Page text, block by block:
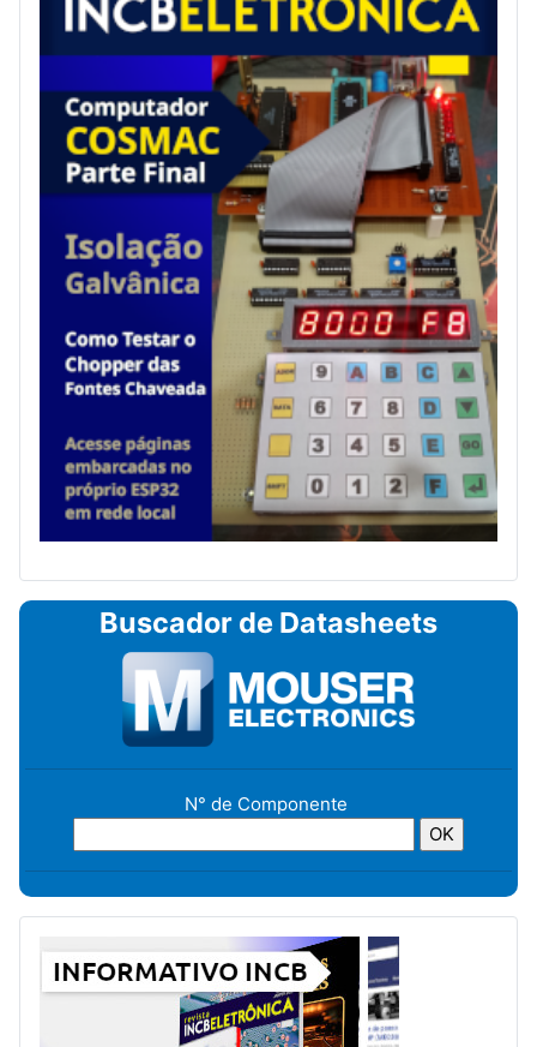
Buscador de Datasheets
N° de Componente